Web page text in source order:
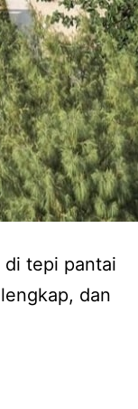
di tepi pantai
dan